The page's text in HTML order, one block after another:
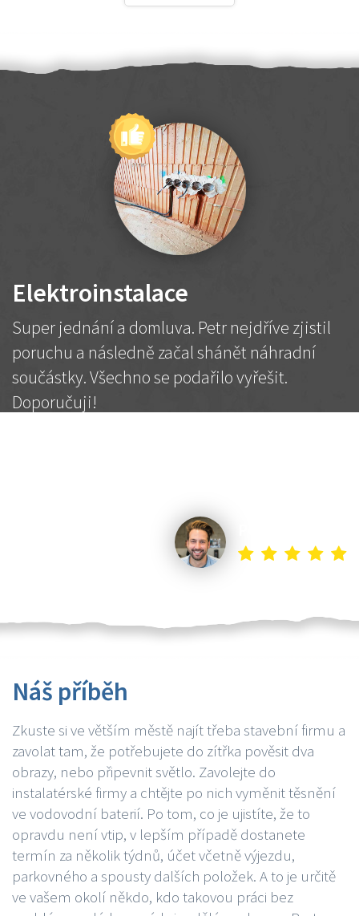
Elektroinstalace
Super jednání a domluva. Petr nejdříve zjistil
poruchu a následně začal shánět náhradní
součástky. Všechno se podařilo vyřešit.
Doporučuji!
Náš příběh
Zkuste si ve větším městě najít třeba stavební firmu a
zavolat tam, že potřebujete do zítřka pověsit dva
obrazy, nebo připevnit světlo. Zavolejte do
instalatérské firmy a chtějte po nich vyměnit těsnění
ve vodovodní baterií. Po tom, co je ujistíte, že to
opravdu není vtip, v lepším případě dostanete
termín za několik týdnů, účet včetně výjezdu,
parkovného a spousty dalších položek. A to je určitě
ve vašem okolí někdo, kdo takovou práci bez